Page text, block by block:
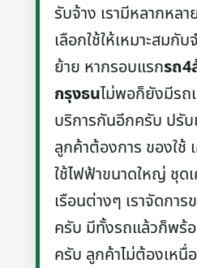
รับจ้าง เรามีหลากหลา
เลือกใช้ให้เหมาะสมกั
ย้าย หากรอบแรกรถ4
กรุงธนไม่พอก็ยังมีรถ
บริการกันอีกครับ ปรั
ลูกค้าต้องการ ของใช้
ใช้ไฟฟ้าขนาดใหญ่ ชุด
เรือนต่างๆ เราจัดกา
ครับ มีทั้งรถแล้วก็พร้
ครับ ลูกค้าไม่ต้องเหนื่